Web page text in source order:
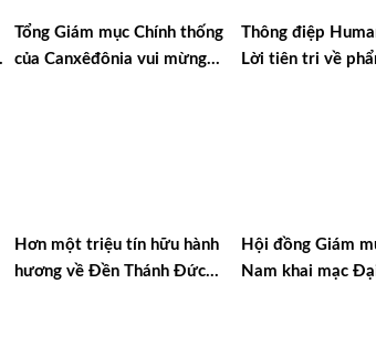
Tổng Giám mục Chính thống
của Canxêđônia vui mừng
Thông điệp
Lời tiên tri về
Hơn một triệu tín hữu hành
hương về Đền Thánh Đức
Hội đồng Giám
Nam khai mạc